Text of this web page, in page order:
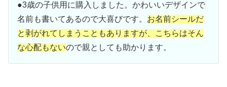
●3歳の子供用に購入しました。かわいいデザインで
名前も書いてあるので大喜びです。 お名前シールだ
と剥がれてしまうこともありますが、こちらはそん
な心配もないので親としても助かります。